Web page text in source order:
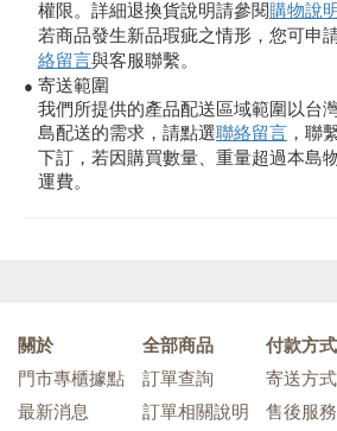
權限。詳細退換貨說明請參閱購物說明
若商品發生新品瑕疵之情形，您可申
絡留言與客服聯繫。
● 寄送範圍
我們所提供的產品配送區域範圍以台
島配送的需求，請點選聯絡留言 ，聯
下訂，若因購買數量、重量超過本島
運費。
關於
門市專櫃據點
最新消息
全部商品
訂單查詢
訂單相關說明
付款方
寄送方
售後服